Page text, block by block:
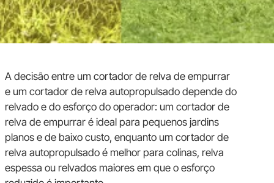
A decisão entre um cortador de relva de empurrar
e um cortador de relva autopropulsado depende do
relvado e do esforço do operador: um cortador de
relva de empurrar é ideal para pequenos jardins
planos e de baixo custo, enquanto um cortador de
relva autopropulsado é melhor para colinas, relva
espessa ou relvados maiores em que o esforço